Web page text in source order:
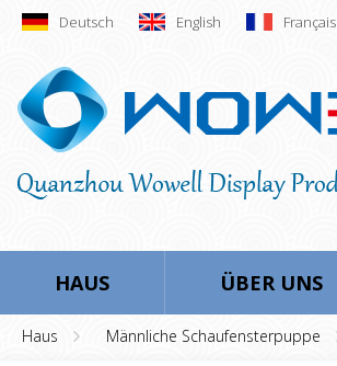
Deutsch English Français
HAUS ÜBER UNS
Haus Männliche Schaufensterpuppe